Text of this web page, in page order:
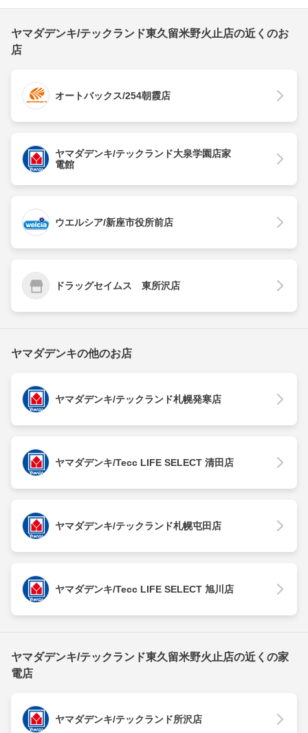
ヤマダデンキ/テックランド東久留米野火止店の近くのお
店
オートバックス/254朝霞店
ヤマダデンキ/テックランド大泉学園店家
電館
ウエルシア/新座市役所前店
ドラッグセイムス 東所沢店
ヤマダデンキの他のお店
ヤマダデンキ/テックランド札幌発寒店
ヤマダデンキ/Tecc LIFE SELECT 清田店
ヤマダデンキ/テックランド札幌屯田店
ヤマダデンキ/Tecc LIFE SELECT 旭川店
ヤマダデンキ/テックランド東久留米野火止店の近くの家
電店
ヤマダデンキ/テックランド所沢店